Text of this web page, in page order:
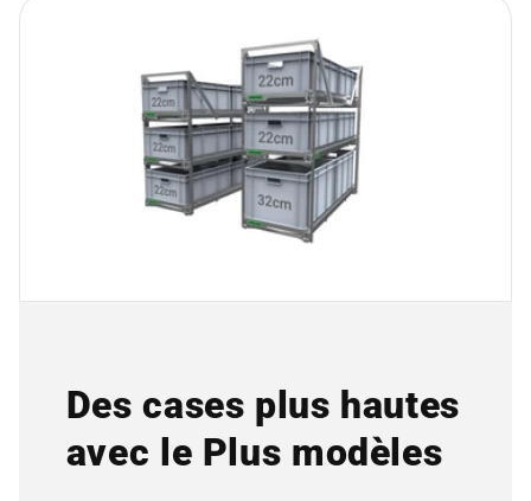
Des cases plus hautes
avec le Plus modèles